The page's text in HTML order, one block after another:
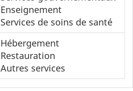
Enseignement
Services de soins de santé
Hébergement
Restauration
Autres services